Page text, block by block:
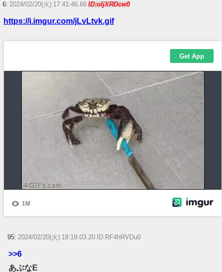
6: 2024/02/20(火) 17:41:46.66 ID:oIjXRDcw0
https://i.imgur.com/jLvLtvk.gif
95: 2024/02/20(火) 18:19:03.20 ID:RF4hRVDu0
>>6
あぶなE